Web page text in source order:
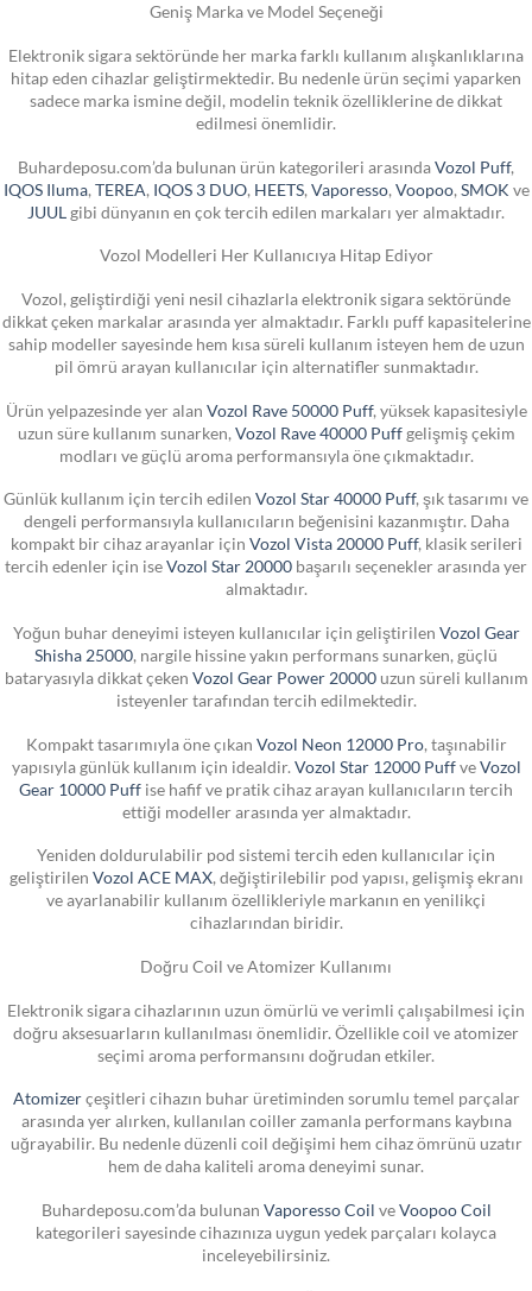
Geniş Marka ve Model Seçeneği
Elektronik sigara sektöründe her marka farklı kullanım alışkanlıklarına
hitap eden cihazlar geliştirmektedir. Bu nedenle ürün seçimi yaparken
sadece marka ismine değil, modelin teknik özelliklerine de dikkat
edilmesi önemlidir.
Buhardeposu.com’da bulunan ürün kategorileri arasındaVozol Puff,
IQOS Iluma, TEREA IQOS 3 DUO, HEETS, Vaporesso, Voopoo, SMOK ve
JUUL gibi dünyanın en çok tercih edilen markaları yer almaktadır.
Vozol Modelleri Her Kullanıcıya Hitap Ediyor
Vozol, geliştirdiği yeni nesil cihazlarla elektronik sigara sektöründe
dikkat çeken markalar arasında yer almaktadır. Farklı puff kapasitelerine
sahip modeller sayesinde hem kısa süreli kullanım isteyen hem de uzun
pil ömrü arayan kullanıcılar için alternatifler sunmaktadır.
Ürün yelpazesinde yer alan Vozol Rave 50000 Puff, yüksek kapasitesiyle
uzun süre kullanım sunarken, Vozol Rave 40000 Puffgelişmiş çekim
modları ve güçlü aroma performansıyla öne çıkmaktadır.
Günlük kullanım için tercih edilen Vozol Star 40000 Puff, şık tasarımı ve
dengeli performansıyla kullanıcıların beğenisini kazanmıştır. Daha
kompakt bir cihaz arayanlar için Vozol Vista 20000 Puff, klasik serileri
tercih edenler için iseVozol Star 20000 başarılı seçenekler arasında yer
almaktadır.
Yoğun buhar deneyimi isteyen kullanıcılar için geliştirilen Vozol Gear
Shisha 25000 , nargile hissine yakın performans sunarken, güçlü
bataryasıyla dikkat çeken Vozol Gear Power 20000uzun süreli kullanım
isteyenler tarafından tercih edilmektedir.
Kompakt tasarımıyla öne çıkan Vozol Neon 12000 Pro, taşınabilir
yapısıyla günlük kullanım için idealdir. Vozol Star 12000 PuffveVozol
Gear 10000 Puff ise hafif ve pratik cihaz arayan kullanıcıların tercih
ettiği modeller arasında yer almaktadır.
Yeniden doldurulabilir pod sistemi tercih eden kullanıcılar için
geliştirilen Vozol ACE MAX, değiştirilebilir pod yapısı, gelişmiş ekranı
ve ayarlanabilir kullanım özellikleriyle markanın en yenilikçi
cihazlarından biridir.
Doğru Coil ve Atomizer Kullanımı
Elektronik sigara cihazlarının uzun ömürlü ve verimli çalışabilmesi için
doğru aksesuarların kullanılması önemlidir. Özellikle coil ve atomizer
seçimi aroma performansını doğrudan etkiler.
Atomizerçeşitleri cihazın buhar üretiminden sorumlu temel parçalar
arasında yer alırken, kullanılan coiller zamanla performans kaybına
uğrayabilir. Bu nedenle düzenli coil değişimi hem cihaz ömrünü uzatır
hem de daha kaliteli aroma deneyimi sunar.
Buhardeposu.com’da bulunan Vaporesso Coil veVoopoo Coil
kategorileri sayesinde cihazınıza uygun yedek parçaları kolayca
inceleyebilirsiniz.